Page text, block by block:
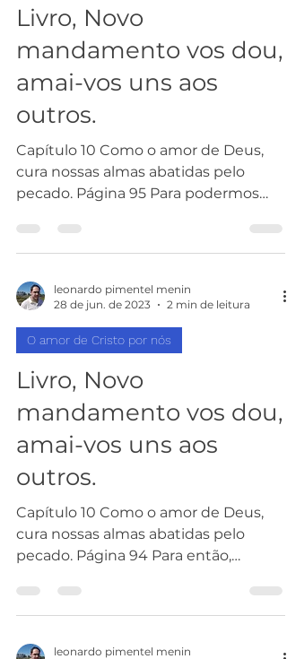
Livro, Novo
mandamento vos dou,
amai-vos uns aos
outros.
Capítulo 10 Como o amor de Deus,
cura nossas almas abatidas pelo
pecado. Página 95 Para podermos
apenas por...
leonardo pimentel menin
28 de jun. de 2023
2 min de leitura
O amor de Cristo por nós
Livro, Novo
mandamento vos dou,
amai-vos uns aos
outros.
Capítulo 10 Como o amor de Deus,
cura nossas almas abatidas pelo
pecado. Página 94 Para então,
leonardo pimentel menin